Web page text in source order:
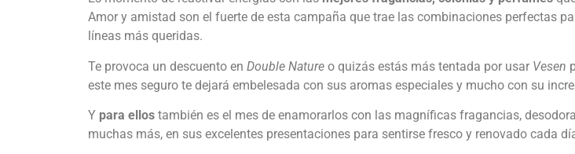
Amor y amistad son el fuerte de esta campaña que trae las combinaciones perfectas
líneas más queridas.
Te provoca un descuento en Double Nature o quizás estás más tentada por usar Vesen
este mes seguro te dejará embelesada con sus aromas especiales y mucho con su
Y para ellos también es el mes de enamorarlos con las magníficas fragancias,
muchas más, en sus excelentes presentaciones para sentirse fresco y renovado cada